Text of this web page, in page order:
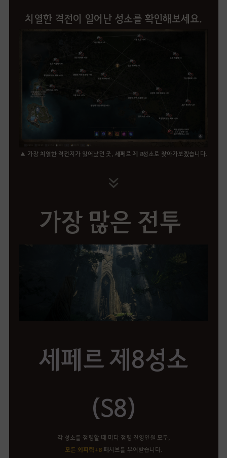
치열한 격전이 일어난 성소를 확인해보세요.
▲ 가장 치열한 격전지가 일어났던 곳, 세페르 제 8성소로 찾아가보겠습니다.
가장 많은 전투
세페르 제8성소
(S8)
각 성소를 점령할 때 마다 점령 진영인원 모두,
모든 회피력+8 패시브를 부여받습니다.